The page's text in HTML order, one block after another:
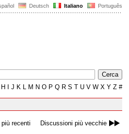
Deutsch Italiano Português
H J K L M N O P Q R S T U V W X Y Z #
recenti Discussioni più vecchie